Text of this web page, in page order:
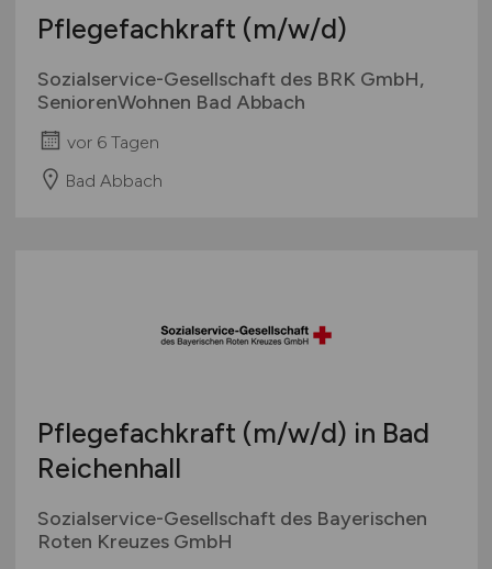
Pflegefachkraft (m/w/d)
Sozialservice-Gesellschaft des BRK GmbH,
SeniorenWohnen Bad Abbach
vor 6 Tagen
Bad Abbach
Pflegefachkraft (m/w/d) in Bad
Reichenhall
Sozialservice-Gesellschaft des Bayerischen
Roten Kreuzes GmbH